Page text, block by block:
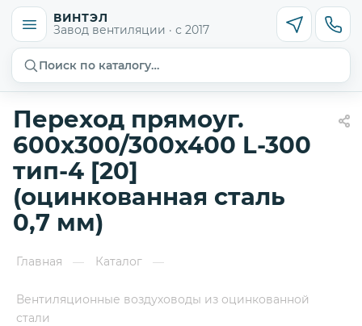
ВИНТЭЛ
Завод вентиляции · с 2017
Поиск по каталогу…
Переход прямоуг.
600х300/300х400 L-300
тип-4 [20]
(оцинкованная сталь
0,7 мм)
Главная — Каталог —
Вентиляционные воздуховоды из оцинкованной
стали